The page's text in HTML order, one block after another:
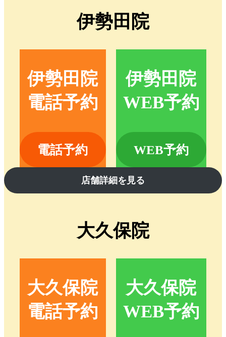
伊勢田院
伊勢田院
電話予約
電話予約
伊勢田院
WEB予約
WEB予約
店舗詳細を見る
大久保院
大久保院
電話予約
大久保院
WEB予約